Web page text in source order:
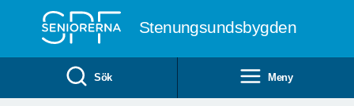
Stenungsundsbygden
Sök Meny